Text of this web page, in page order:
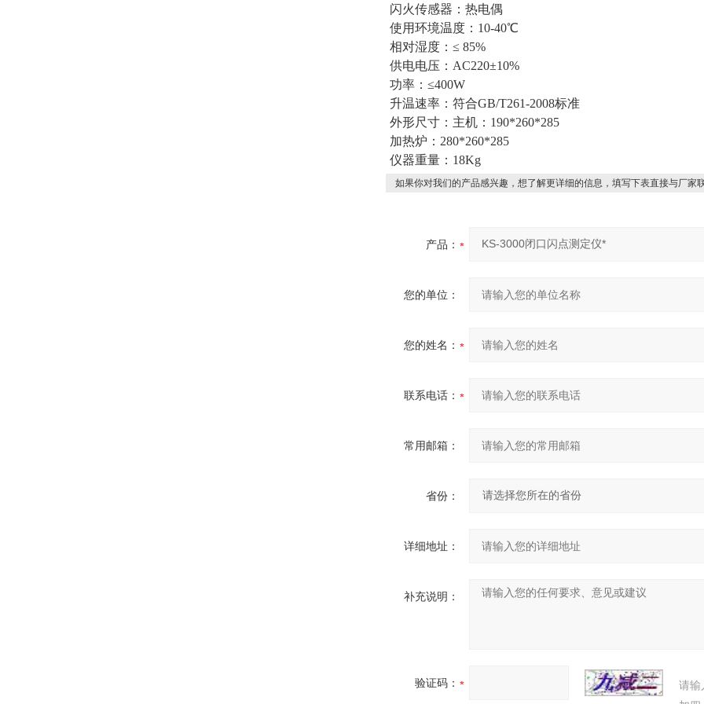
闪火传感器：热电偶
使用环境温度：10-40℃
相对湿度：≤ 85%
供电电压：AC220±10%
功率：≤400W
升温速率：符合GB/T261-2008标准
外形尺寸：主机：190*260*285
加热炉：280*260*285
仪器重量：18Kg
如果你对我们的产品感兴趣，想了解更详细的信息，填写下表直接与厂家
产品：
您的单位：
您的姓名：
联系电话：
常用邮箱：
省份：
详细地址：
补充说明：
验证码：
请输